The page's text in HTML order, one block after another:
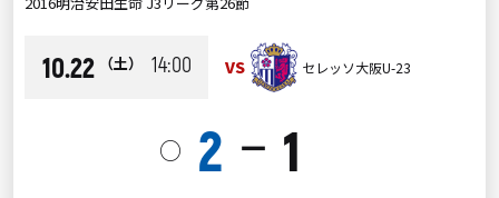
10.22 （土） 14:00 VS セレッソ大阪U-23
○ 2 ー 1